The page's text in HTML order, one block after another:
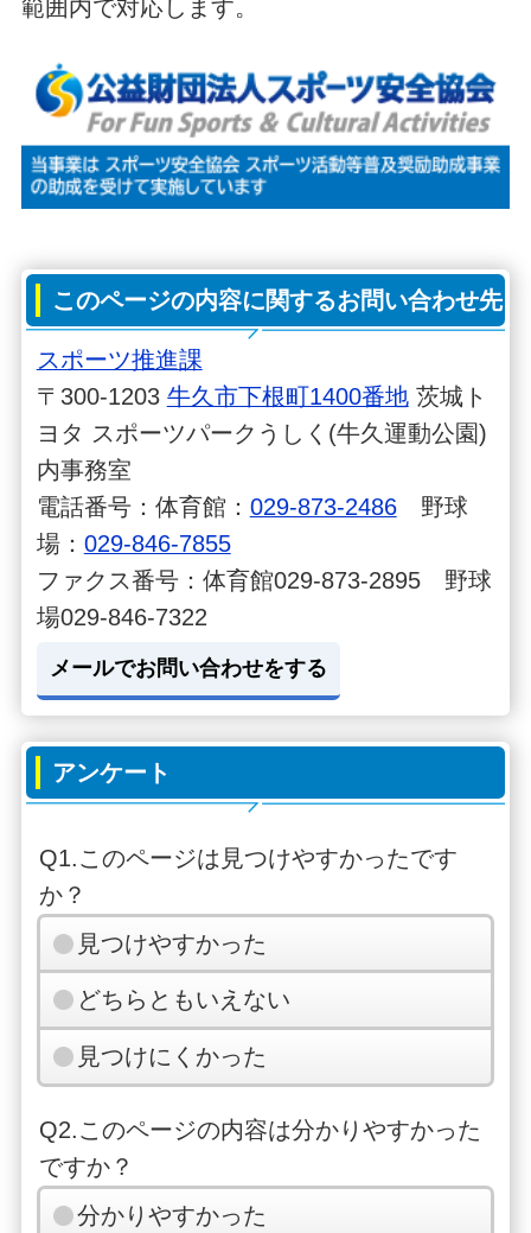
範囲内で対応します。
このページの内容に関するお問い合わせ先
スポーツ推進課
〒300-1203 牛久市下根町1400番地茨城ト
ヨタ スポーツパークうしく(牛久運動公園)
内事務室
電話番号：体育館： 029-873-2486野球
場： 029-846-7855
ファクス番号：体育館029-873-2895 野球
場029-846-7322
メールでお問い合わせをする
アンケート
Q1.このページは見つけやすかったです
か？
見つけやすかった
どちらともいえない
見つけにくかった
Q2.このページの内容は分かりやすかった
ですか？
分かりやすかった